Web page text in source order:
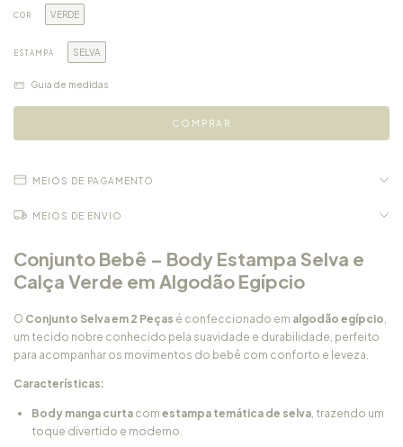
COR VERDE
ESTAMPA SELVA
Guia de medidas
MEIOS DE PAGAMENTO
MEIOS DE ENVIO
Conjunto Bebê – Body Estampa Selva e
Calça Verde em Algodão Egípcio
O Conjunto Selva em 2 Peças é confeccionado em algodão egípcio
um tecido nobre conhecido pela suavidade e durabilidade, perfeito
para acompanhar os movimentos do bebê com conforto e leveza.
Características:
Body manga curta com estampa temática de selva , trazendo um
toque divertido e moderno.